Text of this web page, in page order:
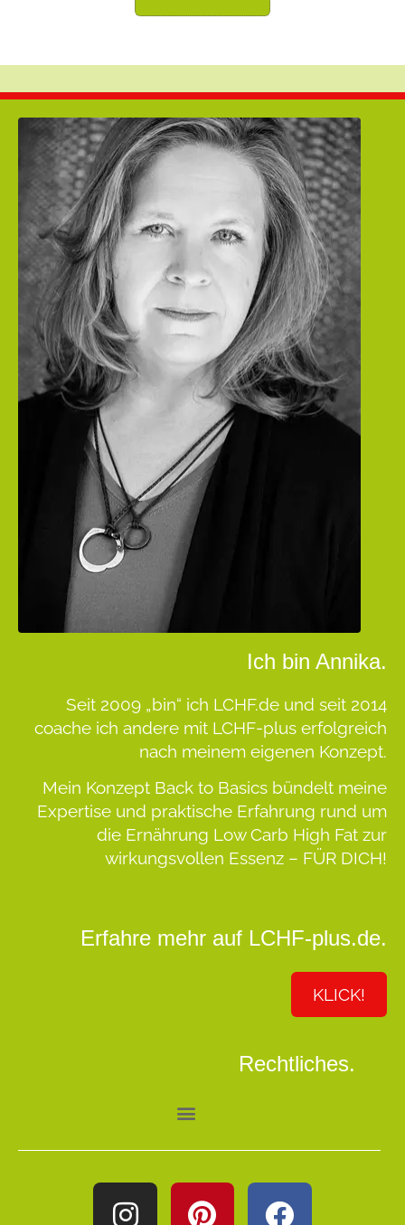
Ich bin Annika.
Seit 2009 „bin“ ich LCHF.de und seit 2014
coache ich andere mit LCHF-plus erfolgreich
nach meinem eigenen Konzept.
Mein Konzept Back to Basics bündelt meine
Expertise und praktische Erfahrung rund um
die Ernährung Low Carb High Fat zur
wirkungsvollen Essenz – FÜR DICH!
Erfahre mehr auf LCHF-plus.de.
KLICK!
Rechtliches.